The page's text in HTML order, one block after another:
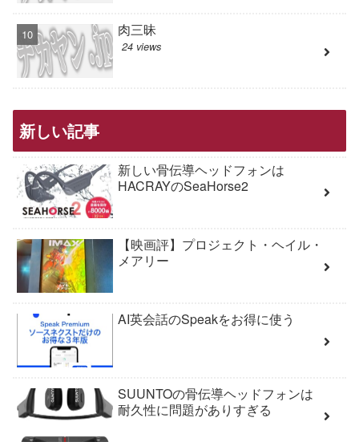
肉三昧
24 views
新しい記事
新しい骨伝導ヘッドフォンは
HACRAYのSeaHorse2
【映画評】プロジェクト・ヘイル・
メアリー
AI英会話のSpeakをお得に使う
SUUNTOの骨伝導ヘッドフォンは
耐久性に問題がありすぎる